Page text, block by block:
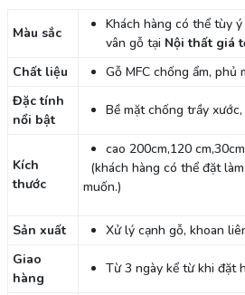
Màu sắc
Khách hàng có thể tùy
vân gỗ tại Nội thất giá
Chất liệu
Gỗ MFC chống ẩm, phủ
Đặc tính
nổi bật
Bề mặt chống trầy
Kích
thước
cao 200cm,120 cm,30cm
(khách hàng có thể đặt
muốn.)
Sản xuất
Xử lý cạnh gỗ, khoan
Giao
hàng
Từ 3 ngày kể từ khi đặt